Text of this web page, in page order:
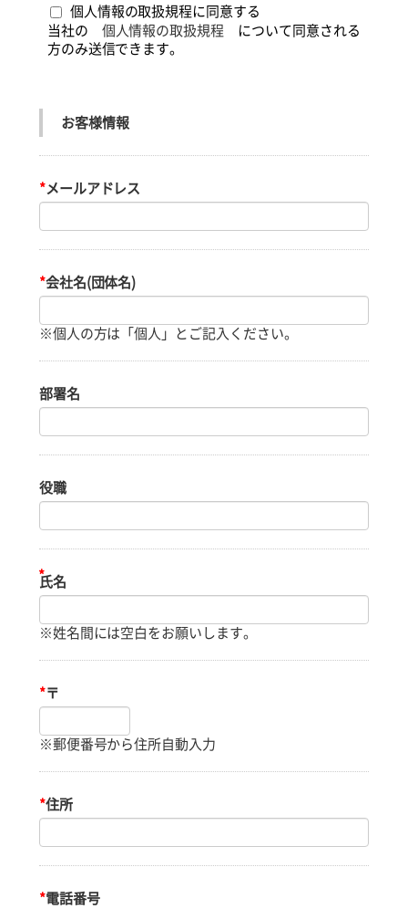
個人情報の取扱規程に同意する
当社の 個人情報の取扱規程 について同意される
方のみ送信できます。
お客様情報
*メールアドレス
*会社名(団体名)
部署名
役職
※姓名間には空白をお願いします。
*〒
※郵便番号から住所自動入力
*住所
*電話番号